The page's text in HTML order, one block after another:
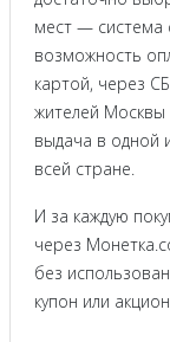
мест — система
возможность
картой, через
жителей Москвы
выдача в одной
всей стране.
И за каждую
через
без
купон или